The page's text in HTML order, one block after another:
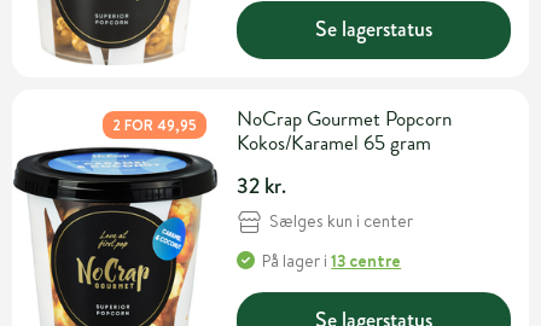
Se lagerstatus
2 FOR 49,95
NoCrap Gourmet Popcorn
Kokos/Karamel 65 gram
32 kr.
Sælges kun i center
På lager i13 centre